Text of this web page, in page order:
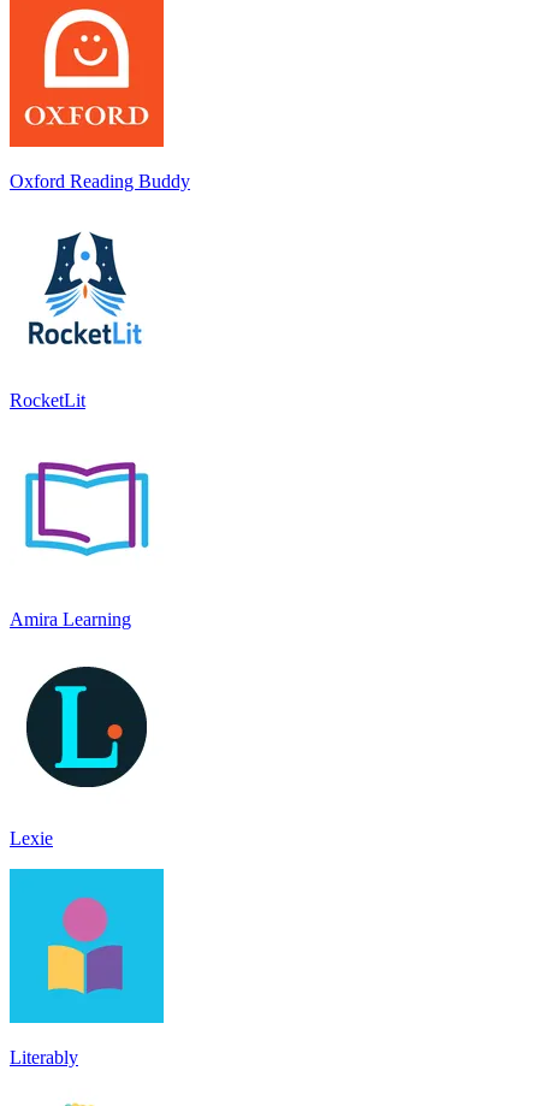
Oxford Reading Buddy
RocketLit
Amira Learning
Lexie
Literably